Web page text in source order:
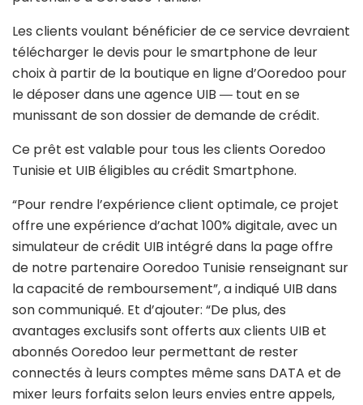
Les clients voulant bénéficier de ce service devraient
télécharger le devis pour le smartphone de leur
choix à partir de la boutique en ligne d’Ooredoo pour
le déposer dans une agence UIB ― tout en se
munissant de son dossier de demande de crédit.
Ce prêt est valable pour tous les clients Ooredoo
Tunisie et UIB éligibles au crédit Smartphone.
“Pour rendre l’expérience client optimale, ce projet
offre une expérience d’achat 100% digitale, avec un
simulateur de crédit UIB intégré dans la page offre
de notre partenaire Ooredoo Tunisie renseignant sur
la capacité de remboursement”, a indiqué UIB dans
son communiqué. Et d’ajouter: “De plus, des
avantages exclusifs sont offerts aux clients UIB et
abonnés Ooredoo leur permettant de rester
connectés à leurs comptes même sans DATA et de
mixer leurs forfaits selon leurs envies entre appels,